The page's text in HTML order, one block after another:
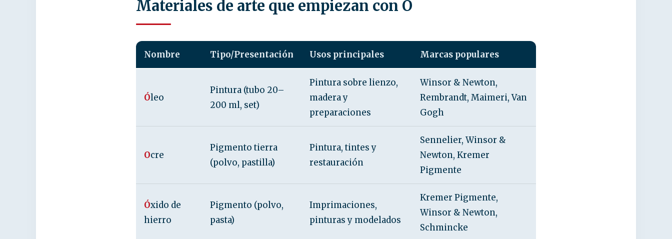
Materiales de arte que empiezan con O
Nombre Tipo/Presentación Usos principales Marcas populares
Óleo
Pintura (tubo 20–
200 ml, set)
Pintura sobre lienzo,
madera y
preparaciones
Winsor & Newton,
Rembrandt, Maimeri, Van
Gogh
Ocre
Pigmento tierra
(polvo, pastilla)
Pintura, tintes y
restauración
Sennelier, Winsor &
Newton, Kremer
Pigmente
Óxido de
hierro
Pigmento (polvo,
pasta)
Imprimaciones,
pinturas y modelados
Kremer Pigmente,
Winsor & Newton,
Schmincke